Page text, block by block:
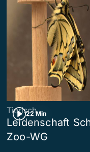
22 Min
Tierisch
Leidenschaft
Zoo-WG